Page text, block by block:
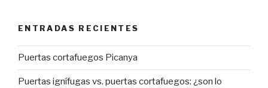
ENTRADAS RECIENTES
Puertas cortafuegos Picanya
Puertas ignífugas vs. puertas cortafuegos: ¿son lo